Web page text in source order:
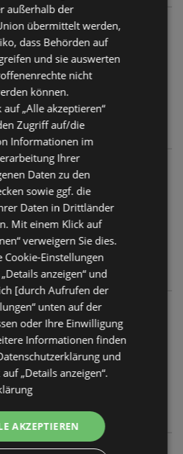
außerhalb der
übermittelt werden,
dass Behörden auf
und sie auswerten
nicht
können.
„Alle akzeptieren“
Zugriff auf/die
Informationen im
Ihrer
Daten zu den
sowie ggf. die
Daten in Drittländer
Mit einem Klick auf
verweigern Sie dies.
Cookie-Einstellungen
anzeigen“ und
[durch Aufrufen der
unten auf der
oder Ihre Einwilligung
Informationen finden
und
„Details anzeigen“.
AKZEPTIEREN